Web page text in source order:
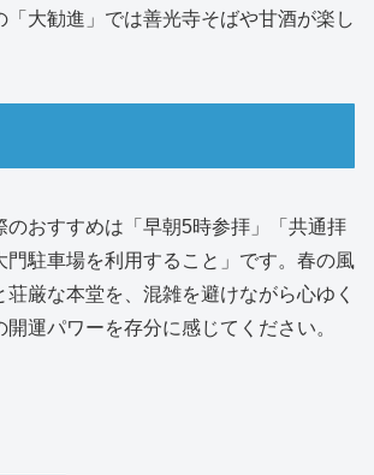
「大勧進」では善光寺そばや甘酒が楽し
のおすすめは「早朝5時参拝」「共通拝
門駐車場を利用すること」です。春の風
荘厳な本堂を、混雑を避けながら心ゆく
開運パワーを存分に感じてください。